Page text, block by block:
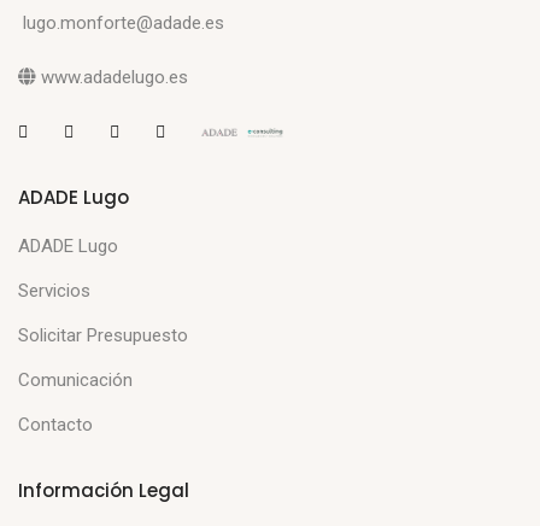
lugo.monforte@adade.es
www.adadelugo.es
ADADE Lugo
ADADE Lugo
Servicios
Solicitar Presupuesto
Comunicación
Contacto
Información Legal